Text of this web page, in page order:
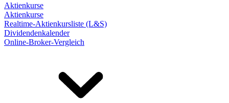
Aktienkurse
Aktienkurse
Realtime-Aktienkursliste (L&S)
Dividendenkalender
Online-Broker-Vergleich